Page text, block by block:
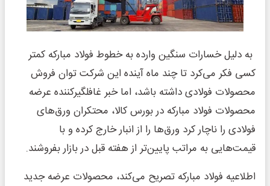
به دلیل خسارات سنگین وارده به خطوط فولاد مبارکه کمتر
کسی فکر می‌کرد تا چند ماه آینده این شرکت توان فروش
محصولات فولادی داشته باشد، اما خبر غافلگیرکننده عرضه
محصولات فولاد مبارکه در بورس کالا، محتکران ورق‌های
فولادی را ناچار کرد ورق‌ها را از انبار خارج کرده و با
قیمت‌هایی به مراتب پایین‌تر از هفته قبل در بازار بفروشند.
اطلاعیه فولاد مبارکه تصریح می‌کند، محصولات عرضه جدید